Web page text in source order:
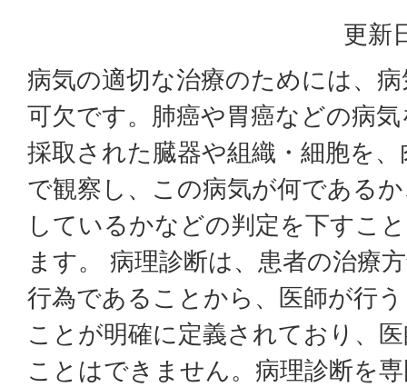
更新
病気の適切な治療のためには、
可欠です。肺癌や胃癌などの病
採取された臓器や組織・細胞を
で観察し、この病気が何である
しているかなどの判定を下すこ
ます。 病理診断は、患者の治療
行為であることから、医師が行
ことが明確に定義されており、
ことはできません。病理診断を